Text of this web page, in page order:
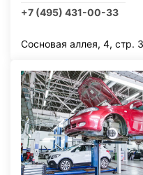
+7 (495) 431-00-33
Сосновая аллея, 4, стр. 3